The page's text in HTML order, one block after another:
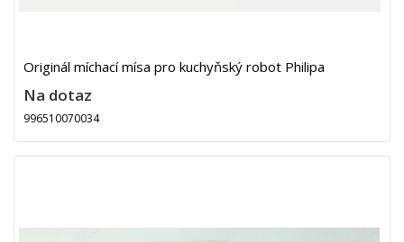
Originál míchací mísa pro kuchyňský robot Philipa
Na dotaz
996510070034